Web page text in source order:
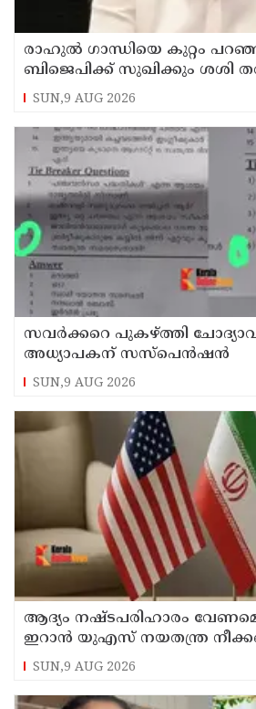
രാഹുല്‍ ഗാന്ധിയെ കുറ്റം
ബിജെപിക്ക് സുഖിക്കും ശശി
മറുപടിയുമായി കെ സി
SUN,9 AUG 2026
സവര്‍ക്കറെ പുകഴ്ത്തി
അധ്യാപകന് സസ്‌പെന്‍ഷന്‍
SUN,9 AUG 2026
ആദ്യം നഷ്ടപരിഹാരം
ഇറാന്‍ യുഎസ് നയതന്ത്ര
അനിശ്ചിതത്വം
SUN,9 AUG 2026